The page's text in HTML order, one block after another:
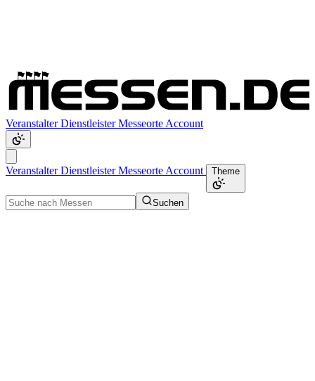
VeranstalterDienstleisterMesseorte Account
VeranstalterDienstleisterMesseorte Account Theme
Suchen